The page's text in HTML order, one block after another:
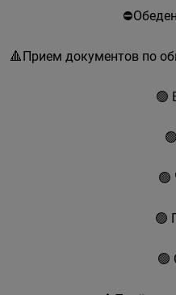
🔺Прием документов по
🟢
🟢
🟢
🟢